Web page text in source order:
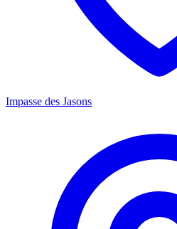
Impasse des Jasons